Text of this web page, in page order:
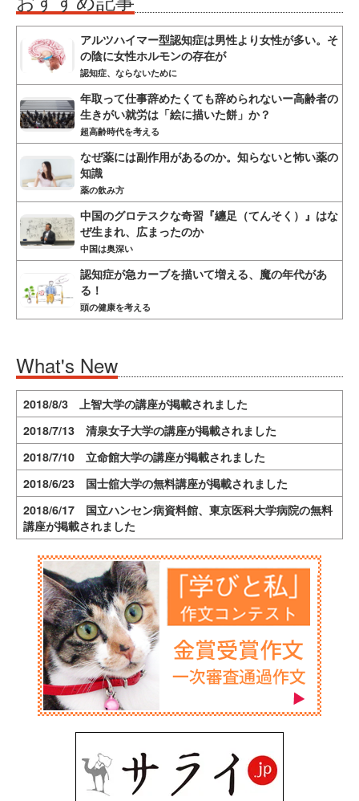
アルツハイマー型認知症は男性より女性が多い。そ
の陰に女性ホルモンの存在が
認知症、ならないために
年取って仕事辞めたくても辞められないー高齢者の
生きがい就労は「絵に描いた餅」か？
超高齢時代を考える
なぜ薬には副作用があるのか。知らないと怖い薬の
知識
薬の飲み方
中国のグロテスクな奇習『纏足（てんそく）』はな
ぜ生まれ、広まったのか
中国は奥深い
認知症が急カーブを描いて増える、魔の年代があ
る！
頭の健康を考える
What's New
2018/8/3 上智大学の講座が掲載されました
2018/7/13 清泉女子大学の講座が掲載されました
2018/7/10 立命館大学の講座が掲載されました
2018/6/23 国士舘大学の無料講座が掲載されました
2018/6/17 国立ハンセン病資料館、東京医科大学病院の無料
講座が掲載されました